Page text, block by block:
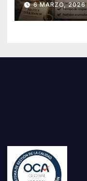
6 MARZO, 2026